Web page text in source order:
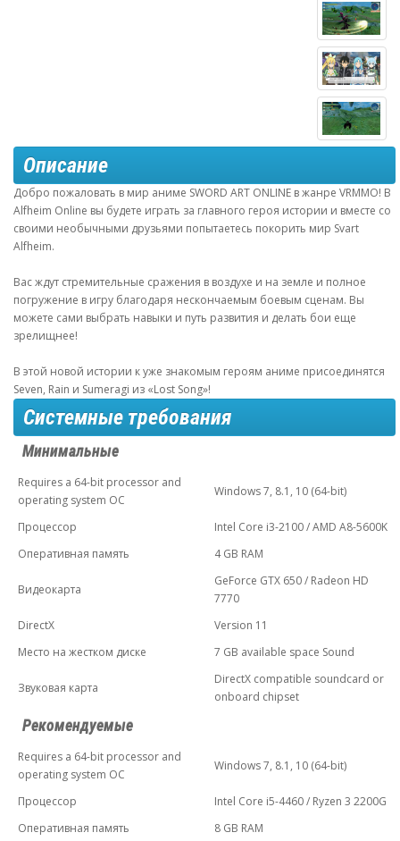
Описание
Добро пожаловать в мир аниме SWORD ART ONLINE в жанре VRMMO! В
Alfheim Online вы будете играть за главного героя истории и вместе со
своими необычными друзьями попытаетесь покорить мир Svart
Alfheim.
Вас ждут стремительные сражения в воздухе и на земле и полное
погружение в игру благодаря нескончаемым боевым сценам. Вы
можете сами выбрать навыки и путь развития и делать бои еще
зрелищнее!
В этой новой истории к уже знакомым героям аниме присоединятся
Seven, Rain и Sumeragi из «Lost Song»!
Системные требования
Минимальные
Requires a 64-bit processor and
operating system ОС
Windows 7, 8.1, 10 (64-bit)
Процессор
Intel Core i3-2100 / AMD A8-5600K
Оперативная память
4 GB RAM
Видеокарта
GeForce GTX 650 / Radeon HD
7770
DirectX
Version 11
Место на жестком диске
7 GB available space Sound
Звуковая карта
DirectX compatible soundcard or
onboard chipset
Рекомендуемые
Requires a 64-bit processor and
operating system ОС
Windows 7, 8.1, 10 (64-bit)
Процессор
Intel Core i5-4460 / Ryzen 3 2200G
Оперативная память
8 GB RAM